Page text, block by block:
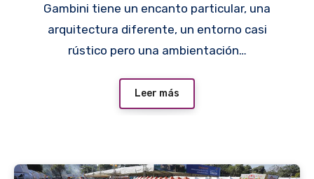
Gambini tiene un encanto particular, una
arquitectura diferente, un entorno casi
rústico pero una ambientación…
Leer más